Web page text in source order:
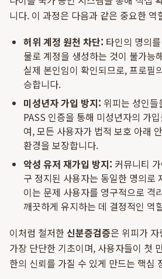
니다. 이 과정은 다음과 같은 중요한 역
허위 계정 원천 차단: 타인의 명의
물로 계정을 생성하는 것이 불가능
실제 본인임이 확인되므로, 프로필
승합니다.
미성년자 가입 방지: 위피는 성인
PASS 인증을 통해 미성년자의 가
여, 모든 사용자가 법적 보호 아래
환경을 보장합니다.
악성 유저 재가입 방지: 커뮤니티
구 정지된 사용자는 동일한 명의로
이는 문제 사용자를 영구적으로 격
깨끗하게 유지하는 데 결정적인 역
이처럼 철저한신분증검증은 위피가
가장 단단한 기초이며, 사용자들이 첫
한의 신뢰를 가질 수 있게 만드는 핵심